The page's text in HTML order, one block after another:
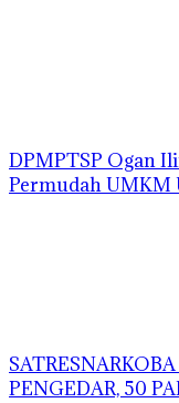
DPMPTSP Ogan
Permudah UMKM
PENGEDAR, 50